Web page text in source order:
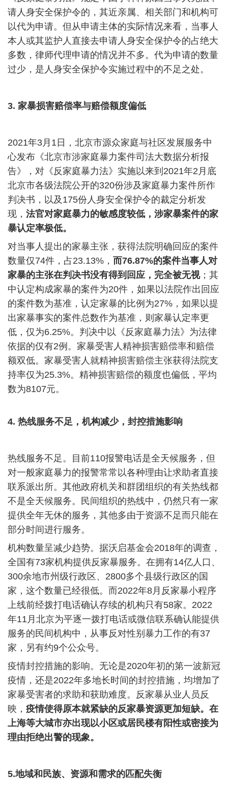
请人身安全保护令的，其近亲属、相关部门和机构可
以代为申请。但从申请主体的实际情况来看，当事人
本人或其监护人直接去申请人身安全保护令的占绝大
多数，律师代理申请的情况并不多。代为申请的数量
过少，是人身安全保护令实施过程中的不足之处。
3. 家暴损害赔偿率与赔偿额度偏低
2021年3 月 1 日，北京市源众家庭与社区发展服务中
心发布《北京市涉家庭暴力案件司法大数据分析报
告》，对《反家庭暴力法》实施以来到 2021年2 月底
北京市各级法院公开的320份涉及家庭暴力案件所作
判决书，以及 175份人身安全保护令的裁定分析发
现， 法官对家庭暴力的敏感度较低，涉家暴案件的家
暴认定率极低。
对当事人提出的家暴主张，获得法院明确回应的案件
数量仅74件，占23.13% ， 而76.87%的案件当事人对
家暴的主张在判决书没有得到回应，完全被无视；其
中认定构成家暴的案件为20件，如果以法院作出回应
的案件数为基准，认定家暴的比例为27% ，如果以提
出家暴事实的案件总数作为基准，则家暴认定率更
低，仅为6.25%。判决中以《反家庭暴力法》为法律
依据的仅有2例。家暴受害人精神损害赔偿率和赔偿
额双低。家暴受害人就精神损害赔偿主张获得法院支
持率仅为25.3%。精神损害赔偿的额度也偏低，平均
数为8107元。
4. 热线服务不足，机构减少，封控措施影响
热线服务不足。目前110报警电话是全天候服务，但
对一般家庭暴力的报警常常以各种理由让求助者直接
联系派出所。其他政府机关和群团组织的有关热线都
不是全天候服务。民间组织的热线中，仍然只有一家
提供全年无休的服务，其他多由于资源不足而只能在
部分时间进行服务。
机构数量呈减少趋势。据沃启基金会2018年的调查，
全国有73家机构提供反家暴服务。在拥有14亿人口、
300余地市州级行政区、 2800多个县级行政区的国
家，这个数量已经很低。而2022年8 月反家暴小程序
上线前经拨打电话确认存续的机构只有58家。 2022
年11 月北京为平逐一拨打电话或微信联系确认能提供
服务的民间机构中，从事反对性别暴力工作的有37
家，另有约9个公众号。
疫情封控措施的影响。无论是2020年初的第一波新冠
疫情，还是2022年多地长时间的封控措施，均增加了
家暴受害者的求助和获助难度。反家暴从业人员反
映， 疫情使得原本就紧缺的反家暴资源更加短缺。在
上海等大城市亦出现以小区或居民楼有阳性或密接为
理由拒绝出警的现象。
5.地域和民族、资源和需求的匹配失衡